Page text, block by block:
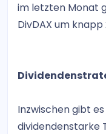
im letzten Monat
DivDAX um knapp
Inzwischen gibt
dividendenstarke